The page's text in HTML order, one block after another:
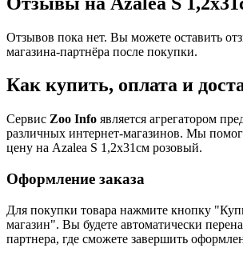
Отзывов пока нет. Вы можете оставить
магазина-партнёра после покупки.
Как купить, оплата и
Сервис Zoo Info является агрегатором
различных интернет-магазинов. Мы
цену на Azalea S 1,2х31см розовый.
Оформление заказа
Для покупки товара нажмите кнопку
магазин". Вы будете автоматически
партнера, где сможете завершить